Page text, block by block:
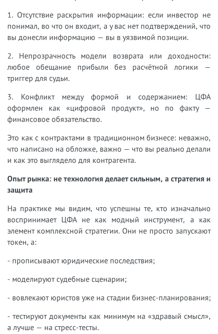
1. Отсутствие раскрытия информации: если инвестор не
понимал, во что он входит, а у вас нет подтверждений, что
вы донесли информацию — вы в уязвимой позиции.
2. Непрозрачность модели возврата или доходности:
любое обещание прибыли без расчётной логики —
триггер для судьи.
3. Конфликт между формой и содержанием: ЦФА
оформлен как «цифровой продукт», но по факту —
финансовое обязательство.
Это как с контрактами в традиционном бизнесе: неважно,
что написано на обложке, важно — что вы реально делали
и как это выглядело для контрагента.
Опыт рынка: не технология делает сильным, а стратегия и
защита
На практике мы видим, что успешны те, кто изначально
воспринимает ЦФА не как модный инструмент, а как
элемент комплексной стратегии. Они не просто запускают
токен, а:
- прописывают юридические последствия;
- моделируют судебные сценарии;
- вовлекают юристов уже на стадии бизнес-планирования;
- тестируют документы как минимум на «здравый смысл»,
а лучше — на стресс-тесты.